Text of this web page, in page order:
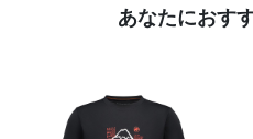
あなたにおす